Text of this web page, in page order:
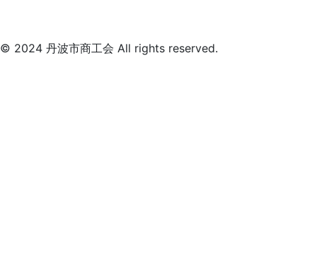
© 2024 丹波市商工会 All rights reserved.